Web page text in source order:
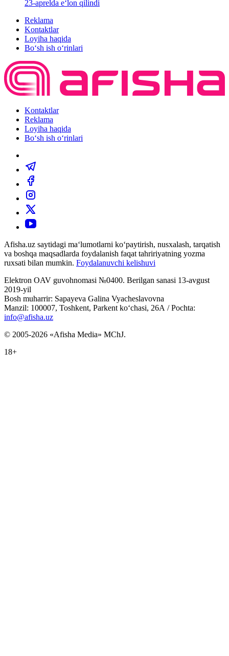
23-aprelda e‘lon qilindi
Reklama
Kontaktlar
Loyiha haqida
Bo‘sh ish o‘rinlari
Kontaktlar
Reklama
Loyiha haqida
Bo‘sh ish o‘rinlari
Afisha.uz saytidagi ma‘lumotlarni ko‘paytirish, nusxalash, tarqatish
va boshqa maqsadlarda foydalanish faqat tahririyatning yozma
ruxsati bilan mumkin. Foydalanuvchi kelishuvi
Elektron OAV guvohnomasi №0400. Berilgan sanasi 13-avgust
2019-yil
Bosh muharrir: Sapayeva Galina Vyacheslavovna
Manzil: 100007, Toshkent, Parkent ko‘chasi, 26А / Pochta:
info@afisha.uz
© 2005-2026 «Afisha Media» MChJ.
18+